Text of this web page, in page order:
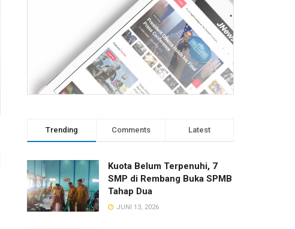
Trending Comments Latest
Kuota Belum Terpenuhi, 7
SMP di Rembang Buka SPMB
Tahap Dua
JUNI 13, 2026